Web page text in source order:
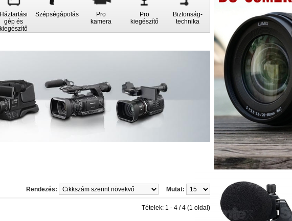
Háztartási
gép és
kiegészítő
Szépségápolás
Pro
kamera
Pro
kiegészítő
Biztonság-
technika
Mutat:
Rendezés:
Tételek: 1 - 4 / 4 (1 oldal)